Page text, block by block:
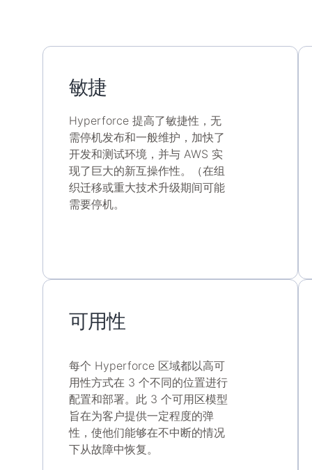
敏捷
Hyperforce 提高了敏捷性，无
需停机发布和一般维护，加快了
开发和测试环境，并与 AWS 实
现了巨大的新互操作性。（在组
织迁移或重大技术升级期间可能
需要停机。
可用性
每个 Hyperforce 区域都以高可
用性方式在 3 个不同的位置进行
配置和部署。此 3 个可用区模型
旨在为客户提供一定程度的弹
性，使他们能够在不中断的情况
下从故障中恢复。